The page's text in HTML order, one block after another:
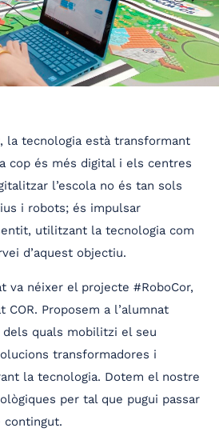
la tecnologia està transformant
cop és més digital i els centres
l’escola no és tan sols
i robots; és impulsar
utilitzant la tecnologia com
d’aquest objectiu.
va néixer el projecte #RoboCor,
COR. Proposem a l’alumnat
quals mobilitzi el seu
transformadores i
la tecnologia. Dotem el nostre
per tal que pugui passar
contingut.